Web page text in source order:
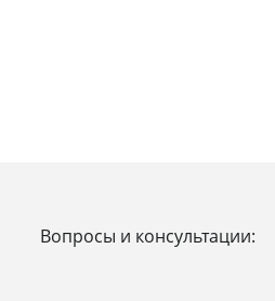
Вопросы и консультации: